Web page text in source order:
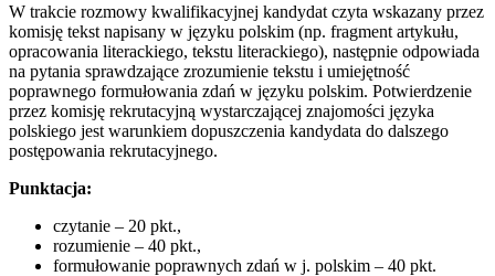
W trakcie rozmowy kwalifikacyjnej kandydat czyta wskazany przez
komisję tekst napisany w języku polskim (np. fragment artykułu,
opracowania literackiego, tekstu literackiego), następnie odpowiada
na pytania sprawdzające zrozumienie tekstu i umiejętność
poprawnego formułowania zdań w języku polskim. Potwierdzenie
przez komisję rekrutacyjną wystarczającej znajomości języka
polskiego jest warunkiem dopuszczenia kandydata do dalszego
postępowania rekrutacyjnego.
Punktacja:
czytanie – 20 pkt.,
rozumienie – 40 pkt.,
formułowanie poprawnych zdań w j. polskim – 40 pkt.